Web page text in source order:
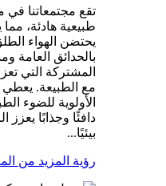
تقع مجتمعاتنا
طبيعية هادئة،
يحتضن الهواء
بالحدائق العامة
المشتركة التي
مع الطبيعة.
الأولوية للضوء
دافئًا وجذابًا يعزز
بيئيًا...
رؤية المزيد من